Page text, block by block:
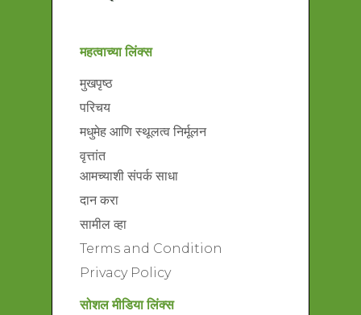
महत्वाच्या लिंक्स
मुखपृष्ठ
परिचय
मधुमेह आणि स्थूलत्व निर्मूलन
वृत्तांत
आमच्याशी संपर्क साधा
दान करा
सामील व्हा
Terms and Condition
Privacy Policy
सोशल मीडिया लिंक्स